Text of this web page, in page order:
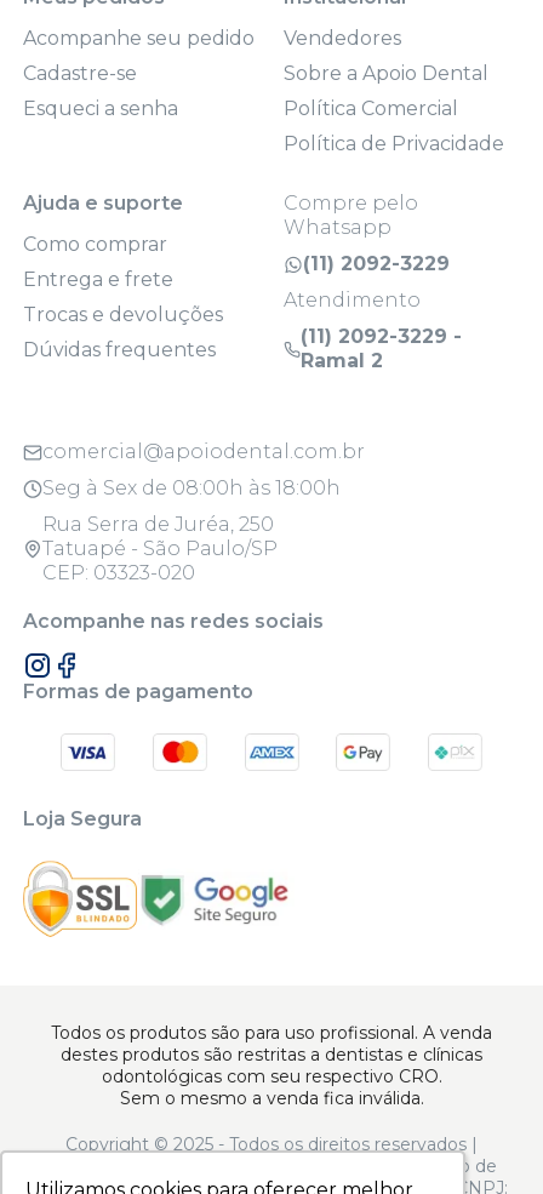
Acompanhe seu pedido
Cadastre-se
Esqueci a senha
Vendedores
Sobre a Apoio Dental
Política Comercial
Política de Privacidade
Ajuda e suporte
Como comprar
Entrega e frete
Trocas e devoluções
Dúvidas frequentes
Compre pelo
Whatsapp
(11) 2092-3229
Atendimento
(11) 2092-3229 -
Ramal 2
comercial@apoiodental.com.br
Seg à Sex de 08:00h às 18:00h
Rua Serra de Juréa, 250
Tatuapé - São Paulo/SP
CEP: 03323-020
Acompanhe nas redes sociais
Formas de pagamento
Loja Segura
Todos os produtos são para uso profissional. A venda
destes produtos são restritas a dentistas e clínicas
odontológicas com seu respectivo CRO.
Sem o mesmo a venda fica inválida.
Copyright © 2025 - Todos os direitos reservados |
www.apoiodental.com.br | Apoio Dental Comércio de
Produtos e Equipamentos Odontológicos LTDA | CNPJ: